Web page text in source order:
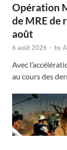
Opération
de MRE de
août
6 août 2026 - by
Avec
au cours des